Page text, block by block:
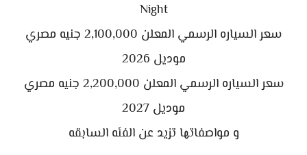
Night
سعر السياره الرسمي المعلن 2,100,000 جنيه مصري
موديل 2026
سعر السياره الرسمي المعلن 2,200,000 جنيه مصري
موديل 2027
و مواصفاتها تزيد عن الفئه السابقه